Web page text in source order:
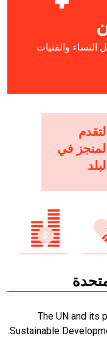
النساء والفتيات
التقدم
المنجز في
البلد
The UN and its
Sustainable